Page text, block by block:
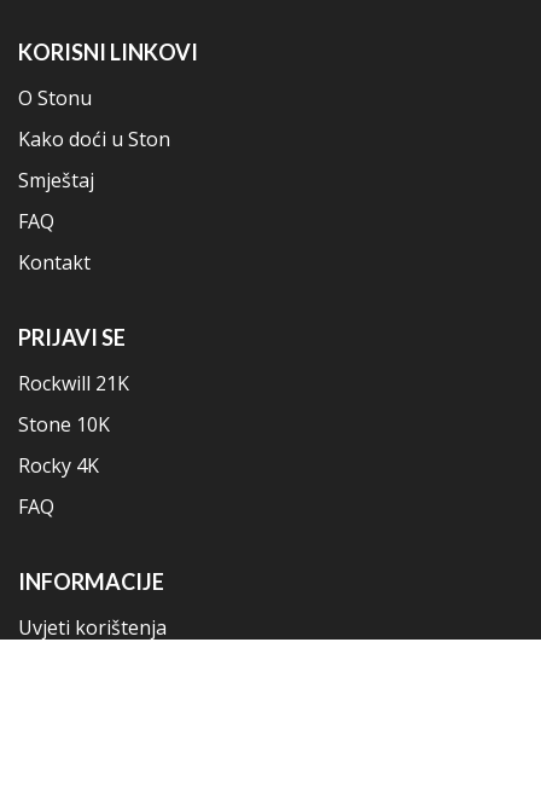
KORISNI LINKOVI
O Stonu
Kako doći u Ston
Smještaj
FAQ
Kontakt
PRIJAVI SE
Rockwill 21K
Stone 10K
Rocky 4K
FAQ
INFORMACIJE
Uvjeti korištenja